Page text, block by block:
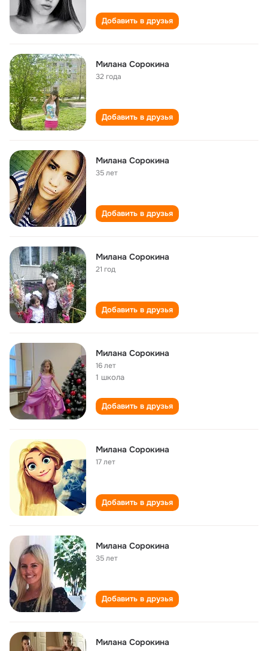
Добавить в друзья
Милана Сорокина
32 года
Добавить в друзья
Милана Сорокина
35 лет
Добавить в друзья
Милана Сорокина
21 год
Добавить в друзья
Милана Сорокина
16 лет
1 школа
Добавить в друзья
Милана Сорокина
17 лет
Добавить в друзья
Милана Сорокина
35 лет
Добавить в друзья
Милана Сорокина